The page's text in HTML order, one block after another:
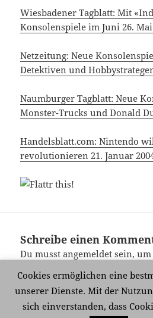
Wiesbadener Tagblatt: Mit
Konsolenspiele im Juni 26. Mai
Netzeitung: Neue
Detektiven und
Naumburger Tagblatt: Neue
Monster-Trucks und Donald
Handelsblatt.com: Nintendo
revolutionieren 21. Januar
Schreibe einen
Du musstangemeldet sein,
Cookies ermöglichen eine
unserer Dienste. Mit der
sich einverstanden, dass